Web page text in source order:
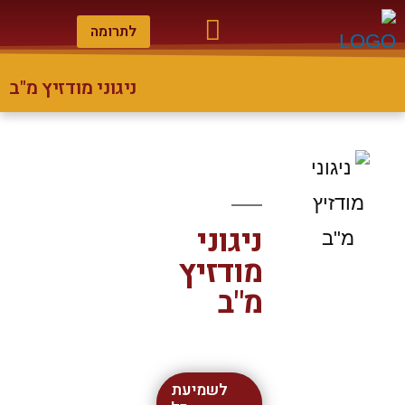
לתרומה
ניגוני מודזיץ מ"ב
ניגוני
מודזיץ
מ"ב
לשמיעת